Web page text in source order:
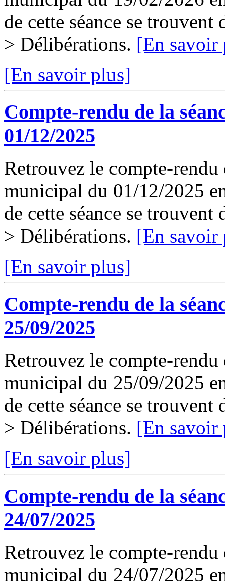
de cette séance se
> Délibérations. [En savoir
[En savoir plus]
Compte-rendu de la
01/12/2025
Retrouvez le compte-rendu
municipal du 01/12/2025
de cette séance se
> Délibérations. [En savoir
[En savoir plus]
Compte-rendu de la
25/09/2025
Retrouvez le compte-rendu
municipal du 25/09/2025
de cette séance se
> Délibérations. [En savoir
[En savoir plus]
Compte-rendu de la
24/07/2025
Retrouvez le compte-rendu
municipal du 24/07/2025